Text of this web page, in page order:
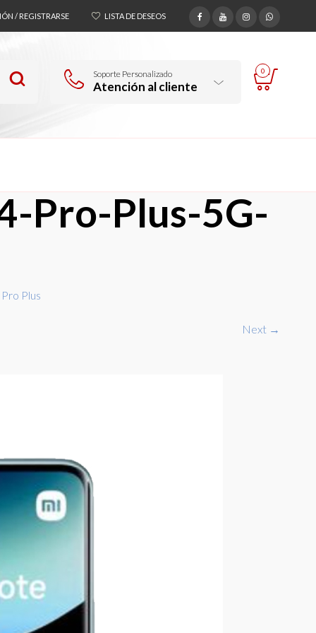
/ REGISTRARSE LISTA DE DESEOS
Soporte Personalizado
Atención al cliente
0
Pro-Plus-5G-
Plus
Next →